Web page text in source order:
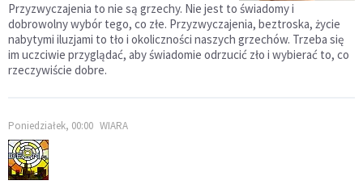
Przyzwyczajenia to nie są grzechy. Nie jest to świadomy i
dobrowolny wybór tego, co złe. Przyzwyczajenia, beztroska, życie
nabytymi iluzjami to tło i okoliczności naszych grzechów. Trzeba się
im uczciwie przyglądać, aby świadomie odrzucić zło i wybierać to, co
rzeczywiście dobre.
Poniedziałek, 00:00 WIARA